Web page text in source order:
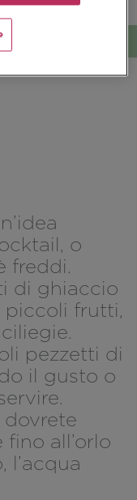
o
freddi.
di ghiaccio
frutti,
pezzetti di
il gusto o
dovrete
all’orlo